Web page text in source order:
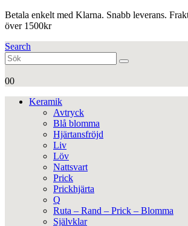
Betala enkelt med Klarna. Snabb leverans.
över 1500kr
Search
00
Keramik
Avtryck
Blå blomma
Hjärtansfröjd
Liv
Löv
Nattsvart
Prick
Prickhjärta
Q
Ruta – Rand – Prick – Blomma
Självklar